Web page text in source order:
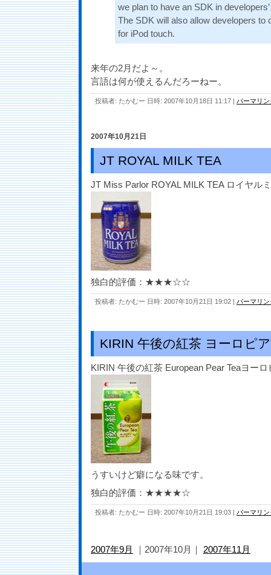
we plan to have an SDK in
The SDK will also allow developers to
for iPod touch.
来年の2月だよ～。
言語は何が使えるんだろーねー。
投稿者: たかむー 日時: 2007年10月18日 11:17 | パーマリン
2007年10月21日
JT ROYAL MILK TEA
JT Miss Parlor ROYAL MILK TEA ロイヤル
独白的評価：★★★☆☆
投稿者: たかむー 日時: 2007年10月21日 19:02 | パーマリン
KIRIN 午後の紅茶 ヨーロピ
KIRIN 午後の紅茶 European Pear Teaヨー
うすいけど癖になる味です。
独白的評価：★★★★☆
投稿者: たかむー 日時: 2007年10月21日 19:03 | パーマリン
2007年9月 ｜2007年10月｜ 2007年11月